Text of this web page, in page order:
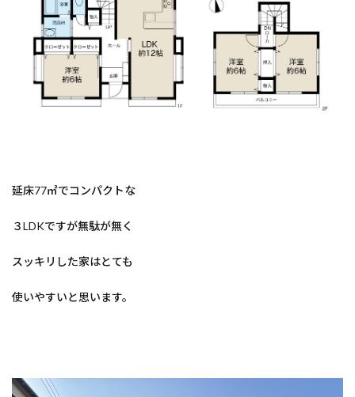
延床77㎡でコンパクトな
３LDKですが無駄が無く
スッキリした家はとても
使いやすいと思います。